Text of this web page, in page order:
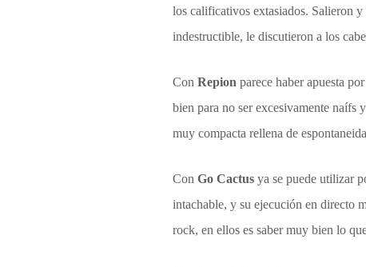
los calificativos extasiados. Salieron
indestructible, le discutieron a los
ConRepionparece haber apuesta
bien para no ser excesivamente naífs
muy compacta rellena de
ConGo Cactusya se puede utilizar
intachable, y su ejecución en directo
rock, en ellos es saber muy bien lo